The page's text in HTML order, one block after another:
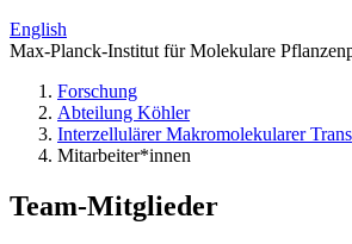
English
Max-Planck-Institut für Molekulare
Forschung
Abteilung Köhler
Interzellulärer Makromolekularer
Mitarbeiter*innen
Team-Mitglieder